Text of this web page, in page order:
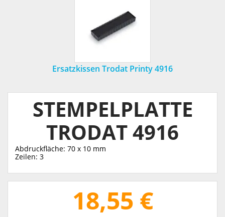
Ersatzkissen Trodat Printy 4916
STEMPELPLATTE
TRODAT 4916
Abdruckfläche: 70 x 10 mm
Zeilen: 3
18,55 €